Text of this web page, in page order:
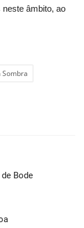
âmbito, ao
Bode